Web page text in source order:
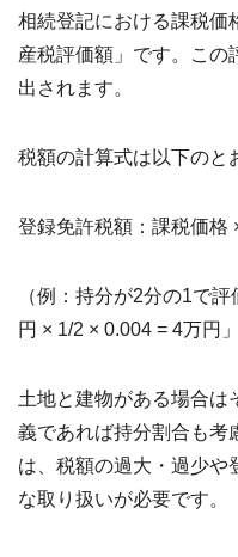
相続登記における課税価
産税評価額」です。この
出されます。
税額の計算式は以下のと
登録免許税額：課税価格
（例：持分が2分の1で
円 × 1/2 × 0.004 = 4万円」
土地と建物がある場合は
義であれば持分割合も考
は、税額の過大・過少や
な取り扱いが必要です。